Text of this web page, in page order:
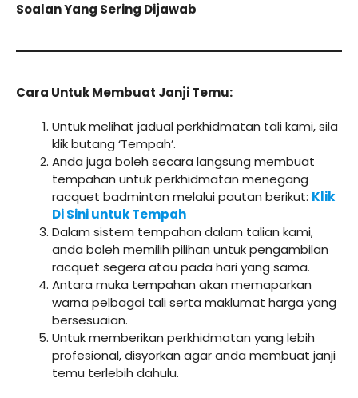
Soalan Yang Sering Dijawab
Cara Untuk Membuat Janji Temu:
Untuk melihat jadual perkhidmatan tali kami, sila
klik butang ‘Tempah’.
Anda juga boleh secara langsung membuat
tempahan untuk perkhidmatan menegang
racquet badminton melalui pautan berikut: Klik
Di Sini untuk Tempah
Dalam sistem tempahan dalam talian kami,
anda boleh memilih pilihan untuk pengambilan
racquet segera atau pada hari yang sama.
Antara muka tempahan akan memaparkan
warna pelbagai tali serta maklumat harga yang
bersesuaian.
Untuk memberikan perkhidmatan yang lebih
profesional, disyorkan agar anda membuat janji
temu terlebih dahulu.